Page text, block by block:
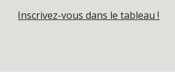
Inscrivez-vous dans le tableau !